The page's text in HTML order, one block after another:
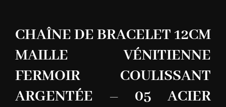
CHAÎNE DE BRACELET 12CM
MAILLE VÉNITIENNE
FERMOIR COULISSANT
ARGENTÉE – 05 ACIER